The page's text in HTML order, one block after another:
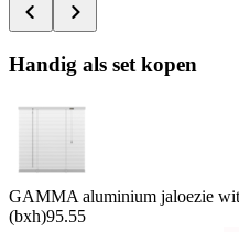
Handig als set kopen
GAMMA aluminium jaloezie
(bxh)95.55